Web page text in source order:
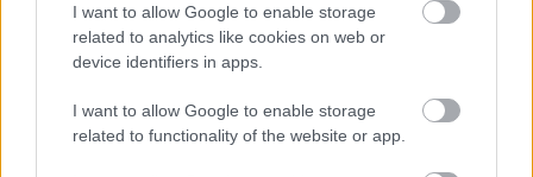
I want to allow Google to enable storage
related to analytics like cookies on web or
device identifiers in apps.
I want to allow Google to enable storage
related to functionality of the website or app.
nyelv-ész
14 éve
@Hamster : Ha rosszmájú lennék, azt mondanám,
hogy kb. annyi a különbség, mint a gyári Zsiguli meg
a Koppány-dobos Zsiguli között :-)